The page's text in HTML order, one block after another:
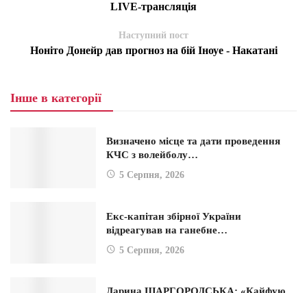
LIVE-трансляція
Наступний пост
Ноніто Донейр дав прогноз на бій Іноуе - Накатані
Інше в категорії
Визначено місце та дати проведення
КЧС з волейболу…
5 Серпня, 2026
Екс-капітан збірної України
відреагував на ганебне…
5 Серпня, 2026